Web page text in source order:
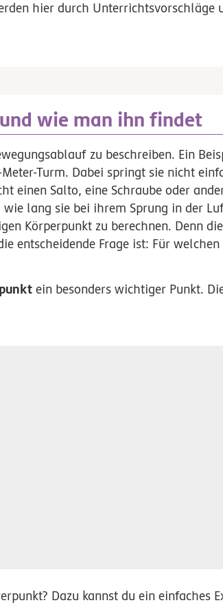
hier durch Unterrichtsvorschläge
wie man ihn findet
zu beschreiben. Ein
Turm. Dabei springt sie nicht
einen Salto, eine Schraube oder
lang sie bei ihrem Sprung in der
Körperpunkt zu berechnen. Denn
entscheidende Frage ist: Für
ein besonders wichtiger Punkt.
Dazu kannst du ein einfaches